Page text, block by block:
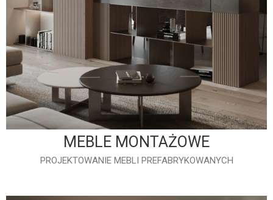
MEBLE MONTAŻOWE
PROJEKTOWANIE MEBLI PREFABRYKOWANYCH